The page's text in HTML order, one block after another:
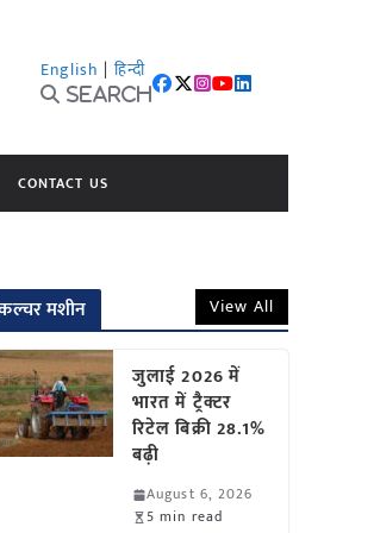
English | हिन्दी
Search
CONTACT US
मशीन View All
जुलाई 2026 में
भारत में ट्रैक्टर
रिटेल बिक्री 28.1%
बढ़ी
August 6, 2026
5 min read